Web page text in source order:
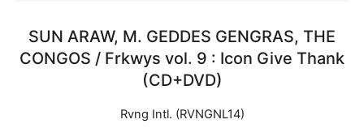
SUN ARAW, M. GEDDES GENGRAS, THE
CONGOS / Frkwys vol. 9 : Icon Give Thank
(CD+DVD)
Rvng Intl. (RVNGNL14)